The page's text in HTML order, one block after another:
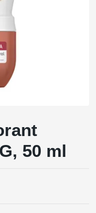
50 ml